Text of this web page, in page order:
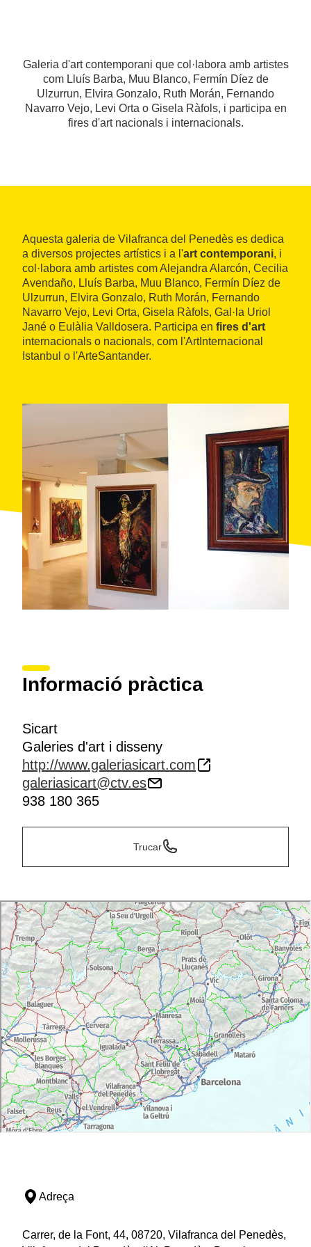
Galeria d'art contemporani que col·labora amb artistes
com Lluís Barba, Muu Blanco, Fermín Díez de
Ulzurrun, Elvira Gonzalo, Ruth Morán, Fernando
Navarro Vejo, Levi Orta o Gisela Ràfols, i participa en
fires d'art nacionals i internacionals.
Aquesta galeria de Vilafranca del Penedès es dedica
a diversos projectes artístics i a l'art contemporani, i
col·labora amb artistes com Alejandra Alarcón, Cecilia
Avendaño, Lluís Barba, Muu Blanco, Fermín Díez de
Ulzurrun, Elvira Gonzalo, Ruth Morán, Fernando
Navarro Vejo, Levi Orta, Gisela Ràfols, Gal·la Uriol
Jané o Eulàlia Valldosera. Participa en fires d'art
internacionals o nacionals, com l'ArtInternacional
Istanbul o l'ArteSantander.
Informació pràctica
Sicart
Galeries d'art i disseny
http://www.galeriasicart.com
galeriasicart@ctv.es
938 180 365
Trucar
Adreça
Carrer, de la Font, 44, 08720, Vilafranca del Penedès,